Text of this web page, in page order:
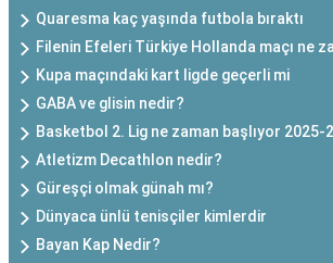
Quaresma kaç yaşında futbola bıraktı
Filenin Efeleri Türkiye Hollanda maçı ne
Kupa maçındaki kart ligde geçerli mi
GABA ve glisin nedir?
Basketbol 2. Lig ne zaman başlıyor 2025-
Atletizm Decathlon nedir?
Güreşçi olmak günah mı?
Dünyaca ünlü tenisçiler kimlerdir
Bayan Kap Nedir?